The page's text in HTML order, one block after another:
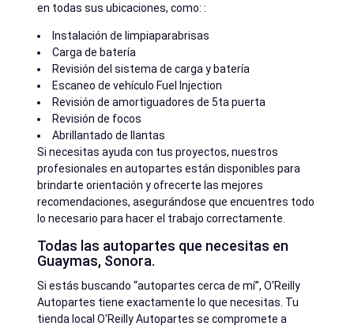
en todas sus ubicaciones, como: :
Instalación de limpiaparabrisas
Carga de batería
Revisión del sistema de carga y batería
Escaneo de vehículo Fuel Injection
Revisión de amortiguadores de 5ta puerta
Revisión de focos
Abrillantado de llantas
Si necesitas ayuda con tus proyectos, nuestros
profesionales en autopartes están disponibles para
brindarte orientación y ofrecerte las mejores
recomendaciones, asegurándose que encuentres todo
lo necesario para hacer el trabajo correctamente.
Todas las autopartes que necesitas en
Guaymas, Sonora.
Si estás buscando “autopartes cerca de mí”, O'Reilly
Autopartes tiene exactamente lo que necesitas. Tu
tienda local O'Reilly Autopartes se compromete a